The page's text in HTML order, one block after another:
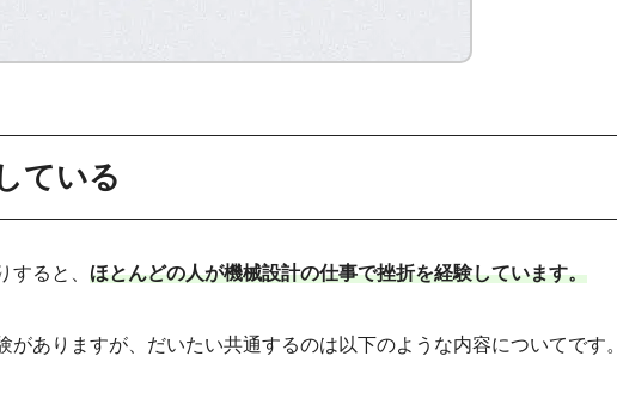
ている
ると、 ほとんどの人が機械設計の仕事で挫折を経験しています。
ありますが、だいたい共通するのは以下のような内容についてです。